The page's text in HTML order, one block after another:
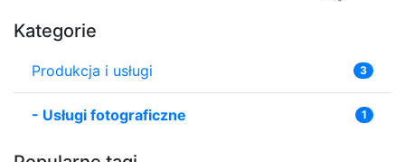
Kategorie
Produkcja i usługi 3
- Usługi fotograficzne 1